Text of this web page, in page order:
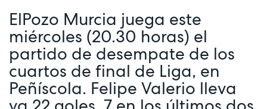
ElPozo Murcia juega este
miércoles (20.30 horas) el
partido de desempate de los
cuartos de final de Liga, en
Peñíscola. Felipe Valerio lleva